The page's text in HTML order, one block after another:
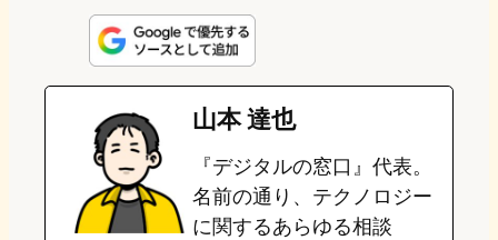
n
e
s
t
o
o
u
e
s
k
e
b
o
o
e
a
山本 達也
『デジタルの窓口』代表。
名前の通り、テクノロジー
に関するあらゆる相談